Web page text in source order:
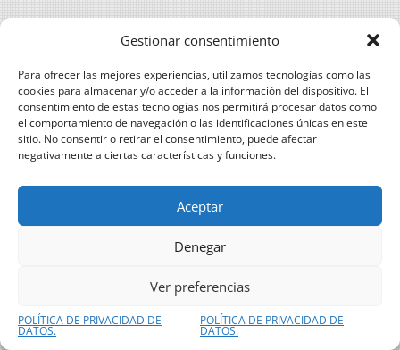
Gestionar consentimiento
Para ofrecer las mejores experiencias, utilizamos tecnologías como las
cookies para almacenar y/o acceder a la información del dispositivo. El
consentimiento de estas tecnologías nos permitirá procesar datos como
el comportamiento de navegación o las identificaciones únicas en este
sitio. No consentir o retirar el consentimiento, puede afectar
negativamente a ciertas características y funciones.
Aceptar
Denegar
Ver preferencias
POLÍTICA DE PRIVACIDAD DE
DATOS.
POLÍTICA DE PRIVACIDAD DE
DATOS.